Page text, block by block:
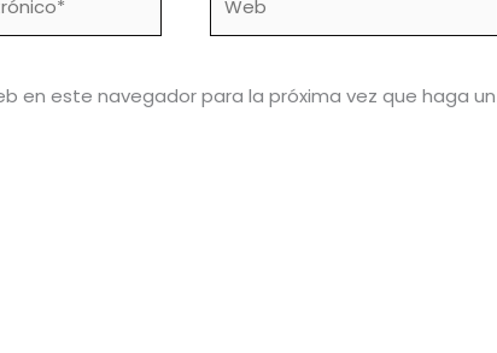
en este navegador para la próxima vez que haga un